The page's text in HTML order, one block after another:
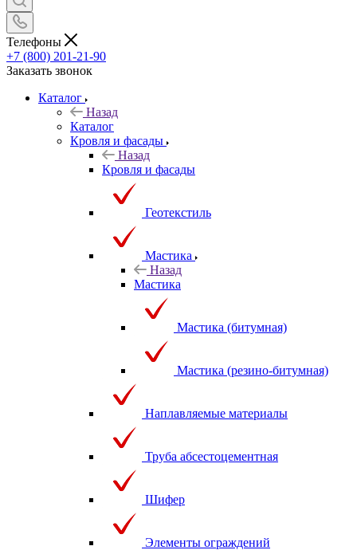
Телефоны
+7 (800) 201-21-90
Заказать звонок
Каталог
Назад
Каталог
Кровля и фасады
Назад
Кровля и фасады
Геотекстиль
Мастика
Назад
Мастика
Мастика (битумная)
Мастика (резино-битумная)
Наплавляемые материалы
Труба абсестоцементная
Шифер
Элементы ограждений